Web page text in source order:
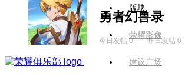
版块
荣耀影像
建议广场
勇者幻兽录
今日发帖 0 昨日发帖 0